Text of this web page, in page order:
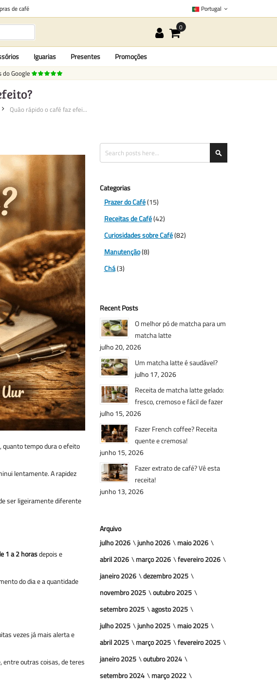
de café Portugal
Iguarias Presentes Promoções
Google
Quão rápido o café faz efei...
quanto tempo dura o efeito
lentamente. A rapidez
ser ligeiramente diferente
1 a 2 horasdepois e
do dia e a quantidade
vezes já mais alerta e
entre outras coisas, de teres
Search
Categorias
Prazer do Café(15)
Receitas de Café(42)
Curiosidades sobre Café(82)
Manutenção(8)
Chá(3)
Recent Posts
O melhor pó de matcha para um
matcha latte
julho 20, 2026
Um matcha latte é saudável?
julho 17, 2026
Receita de matcha latte gelado:
fresco, cremoso e fácil de fazer
julho 15, 2026
Fazer French coffee? Receita
quente e cremosa!
junho 15, 2026
Fazer extrato de café? Vê esta
receita!
junho 13, 2026
Arquivo
julho 2026
junho 2026
maio 2026
abril 2026
março 2026
fevereiro 2026
janeiro 2026
dezembro 2025
novembro 2025
outubro 2025
setembro 2025
agosto 2025
julho 2025
junho 2025
maio 2025
abril 2025
março 2025
fevereiro 2025
janeiro 2025
outubro 2024
setembro 2024
março 2022